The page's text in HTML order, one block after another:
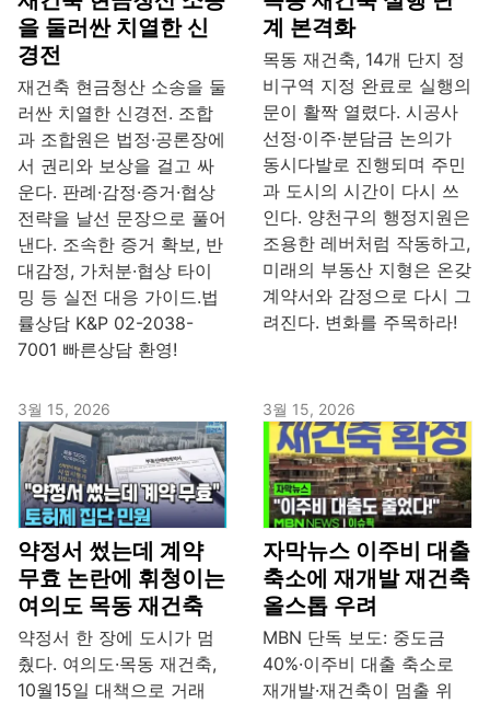
을 둘러싼 치열한 신
경전
재건축 현금청산 소송을 둘
러싼 치열한 신경전. 조합
과 조합원은 법정·공론장에
서 권리와 보상을 걸고 싸
운다. 판례·감정·증거·협상
전략을 날선 문장으로 풀어
낸다. 조속한 증거 확보, 반
대감정, 가처분·협상 타이
밍 등 실전 대응 가이드.법
률상담 K&P 02-2038-
7001 빠른상담 환영!
계 본격화
목동 재건축, 14개 단지 정
비구역 지정 완료로 실행의
문이 활짝 열렸다. 시공사
선정·이주·분담금 논의가
동시다발로 진행되며 주민
과 도시의 시간이 다시 쓰
인다. 양천구의 행정지원은
조용한 레버처럼 작동하고,
미래의 부동산 지형은 온갖
계약서와 감정으로 다시 그
려진다. 변화를 주목하라!
3월 15, 2026
약정서 썼는데 계약
무효 논란에 휘청이는
여의도 목동 재건축
약정서 한 장에 도시가 멈
췄다. 여의도·목동 재건축,
10월15일 대책으로 거래
3월 15, 2026
자막뉴스 이주비 대출
축소에 재개발 재건축
올스톱 우려
MBN 단독 보도: 중도금
40%·이주비 대출 축소로
재개발·재건축이 멈출 위